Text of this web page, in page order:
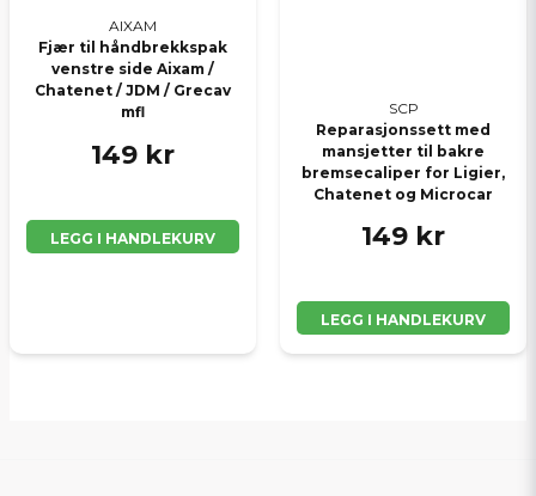
AIXAM
Fjær til håndbrekkspak
venstre side Aixam /
Chatenet / JDM / Grecav
mfl
149 kr
LEGG I HANDLEKURV
SCP
Reparasjonssett med
mansjetter til bakre
bremsecaliper for Ligier,
Chatenet og Microcar
149 kr
LEGG I HANDLEKURV